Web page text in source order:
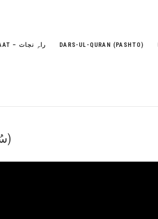
RAH-E-NEJAAT – راہِ نجات DARS-UL-QURAN (PASHTO)
66 – Surah At-Tahrim (سُوۡرَةُ التّحْریم)